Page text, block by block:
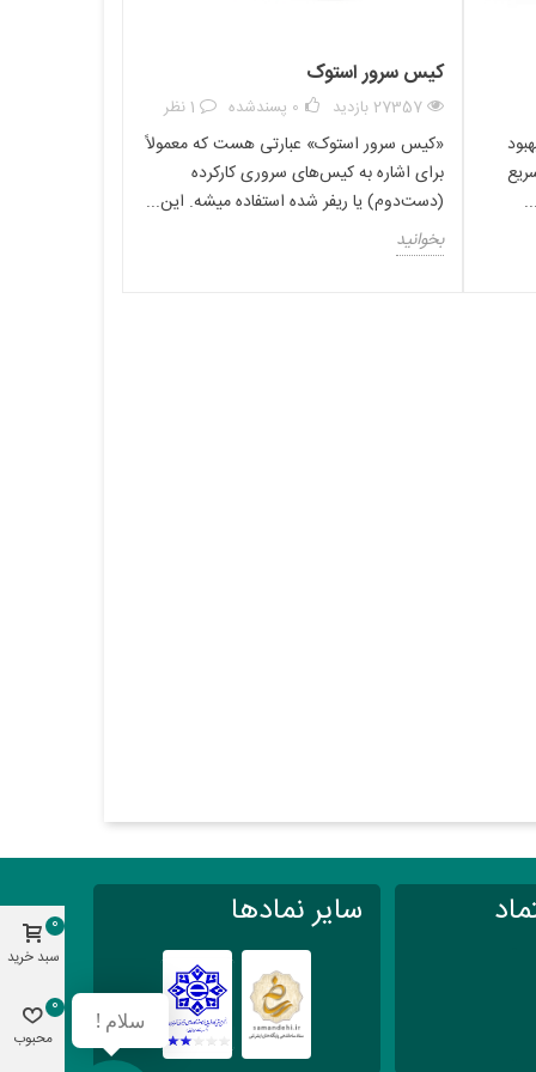
کیس سرور استوک
27357 بازدید 0 پسندشده 1 نظر
«کیس سرور استوک» عبارتی هست که معمولاً
برای اشاره به کیس‌های سروری کارکرده
(دست‌دوم) یا ریفر شده استفاده میشه. این...
بخوانید
سایر نمادها
سبد خرید
0
محبوب
0
سلام !